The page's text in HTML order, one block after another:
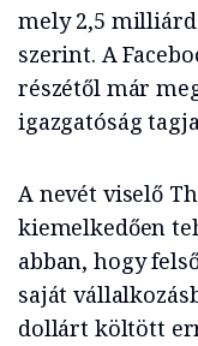
mely 2,5 milliárd
szerint. A
részétől már
igazgatóság
A nevét viselő
kiemelkedően
abban, hogy
saját
dollárt költött